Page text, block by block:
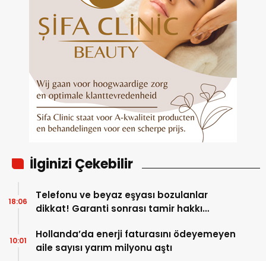
İlginizi Çekebilir
Telefonu ve beyaz eşyası bozulanlar
dikkat! Garanti sonrası tamir hakkı
18:06
Hollanda’da enerji faturasını ödeyemeyen
aile sayısı yarım milyonu aştı
10:01